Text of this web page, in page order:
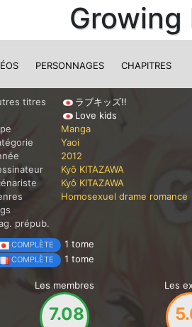
Growing
PERSONNAGES CHAPITRES
titres
ラブキッズ!!
Love kids
Manga
Yaoi
2012
Kyô KITAZAWA
Kyô KITAZAWA
Homosexuel drame romance
prépub.
COMPLÈTE 1 tome
COMPLÈTE 1 tome
Les membres
7.08
Les